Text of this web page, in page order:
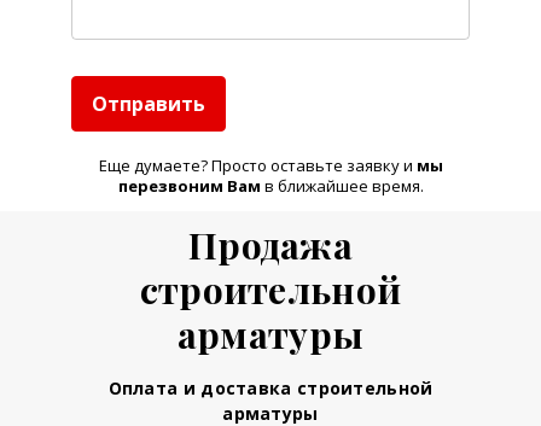
Отправить
Еще думаете? Просто оставьте заявку и мы
перезвоним Вам в ближайшее время.
Продажа
строительной
арматуры
Оплата и доставка строительной
арматуры